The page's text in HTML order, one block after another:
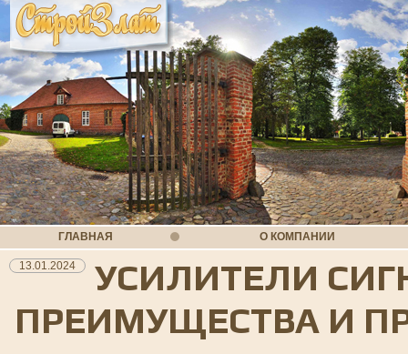
ГЛАВНАЯ О КОМПАНИИ
13.01.2024
УСИЛИТЕЛИ
ПРЕИМУЩЕСТВА И